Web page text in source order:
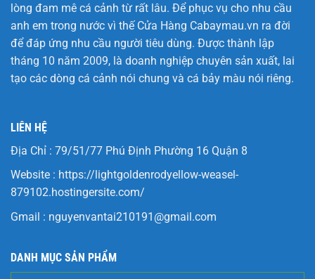
lòng đam mê cá cảnh từ rất lâu. Để phục vụ cho nhu cầu
anh em trong nước vì thế Cửa Hàng Cabaymau.vn ra đời
để đáp ứng nhu cầu người tiêu dùng. Được thành lập
tháng 10 năm 2009, là doanh nghiệp chuyên sản xuất, lai
tạo các dòng cá cảnh nói chung và cá bảy màu nói riêng.
LIÊN HỆ
Địa Chỉ : 79/51/77 Phú Định Phường 16 Quận 8
Website : https://lightgoldenrodyellow-weasel-
879102.hostingersite.com/
Gmail : nguyenvantai210191@gmail.com
DANH MỤC SẢN PHẨM